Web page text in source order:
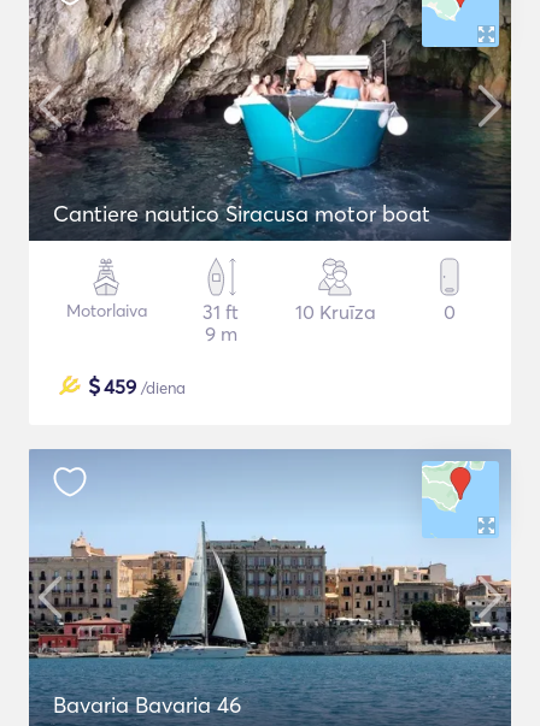
Cantiere nautico Siracusa motor boat
Motorlaiva
31 ft
9 m
10 Kruīza 0
$459 /diena
Bavaria Bavaria 46